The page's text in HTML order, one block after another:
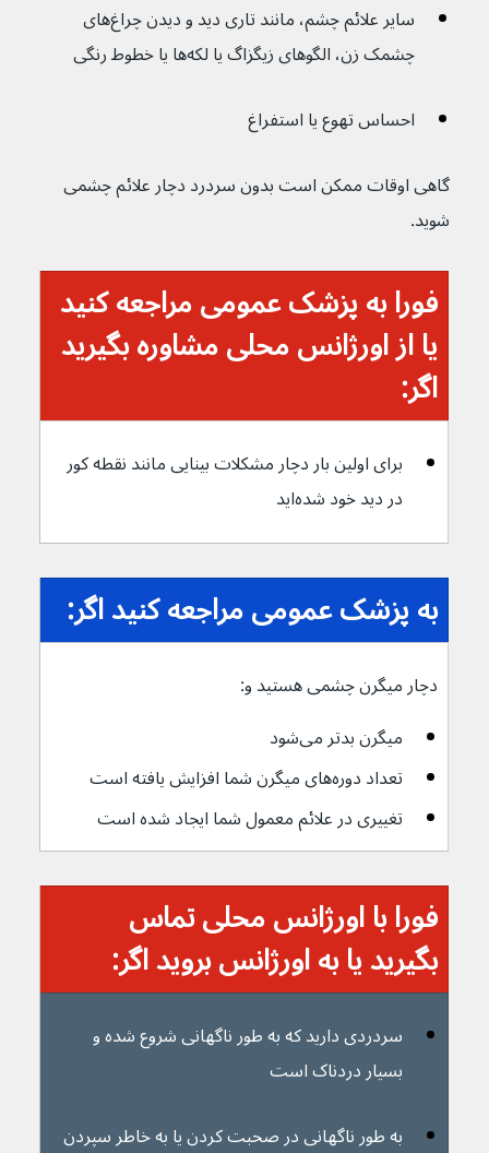
سایر علائم چشم، مانند تاری دید و دیدن چراغ‌های
چشمک زن، الگوهای زیگزاگ یا لکه‌ها یا خطوط رنگی
احساس تهوع یا استفراغ
گاهی اوقات ممکن است بدون سردرد دچار علائم چشمی
شوید.
فورا به پزشک عمومی مراجعه کنید
یا از اورژانس محلی مشاوره بگیرید
اگر:
برای اولین بار دچار مشکلات بینایی مانند نقطه کور
در دید خود شده‌اید
به پزشک عمومی مراجعه کنید اگر:
دچار میگرن چشمی هستید و:
میگرن بدتر می‌شود
تعداد دوره‌های میگرن شما افزایش یافته است
تغییری در علائم معمول شما ایجاد شده است
فورا با اورژانس محلی تماس
بگیرید یا به اورژانس بروید اگر:
سردردی دارید که به طور ناگهانی شروع شده و
بسیار دردناک است
به طور ناگهانی در صحبت کردن یا به خاطر سپردن